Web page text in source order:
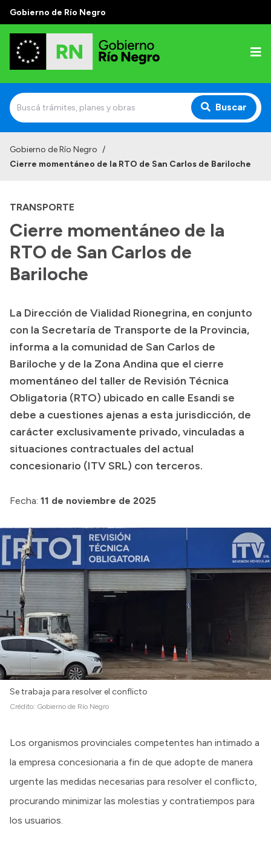
Gobierno de Río Negro
Buscar
Discursos en la Legislatura
Casa de Gobierno
Historia
Geografía
Transparencia
Presupuesto
Boletín Oficial
Compras y licitaciones
Convocatorias
Intranet
Login
Gobierno de Río Negro /
Cierre momentáneo de la RTO de San Carlos de Bariloche
TRANSPORTE
Cierre momentáneo de la
RTO de San Carlos de
Bariloche
La Dirección de Vialidad Rionegrina, en conjunto
con la Secretaría de Transporte de la Provincia,
informa a la comunidad de San Carlos de
Bariloche y de la Zona Andina que el cierre
momentáneo del taller de Revisión Técnica
Obligatoria (RTO) ubicado en calle Esandi se
debe a cuestiones ajenas a esta jurisdicción, de
carácter exclusivamente privado, vinculadas a
situaciones contractuales del actual
concesionario (ITV SRL) con terceros.
Fecha: 11 de noviembre de 2025
Se trabaja para resolver el conflicto
Crédito: Gobierno de Río Negro
Los organismos provinciales competentes han intimado a
la empresa concesionaria a fin de que adopte de manera
urgente las medidas necesarias para resolver el conflicto,
procurando minimizar las molestias y contratiempos para
los usuarios.